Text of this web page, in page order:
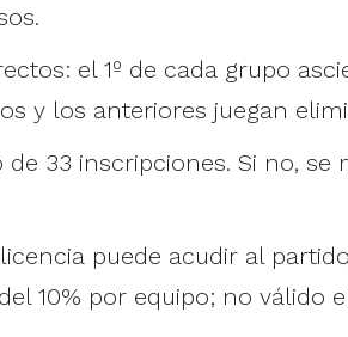
el 1º de cada grupo
y los anteriores juegan
33 inscripciones. Si no, se
puede acudir al
10% por equipo; no válido